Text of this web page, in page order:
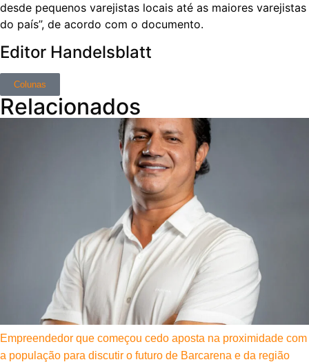
desde pequenos varejistas locais até as maiores varejistas
do país”, de acordo com o documento.
Editor Handelsblatt
Colunas
Relacionados
Empreendedor que começou cedo aposta na proximidade com
a população para discutir o futuro de Barcarena e da região